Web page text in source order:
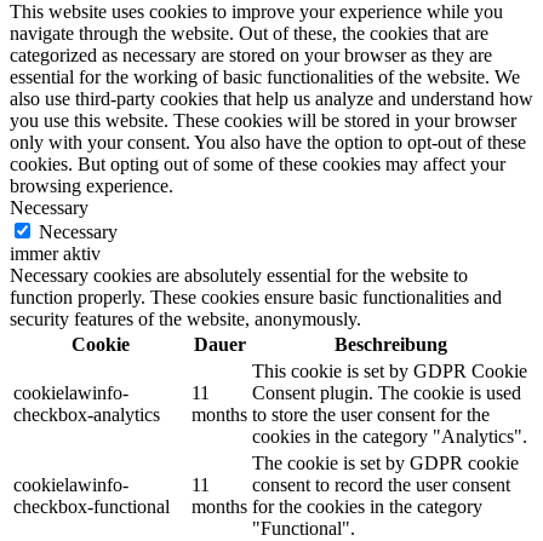
This website uses cookies to improve your experience while you
navigate through the website. Out of these, the cookies that are
categorized as necessary are stored on your browser as they are
essential for the working of basic functionalities of the website. We
also use third-party cookies that help us analyze and understand how
you use this website. These cookies will be stored in your browser
only with your consent. You also have the option to opt-out of these
cookies. But opting out of some of these cookies may affect your
browsing experience.
Necessary
Necessary
immer aktiv
Necessary cookies are absolutely essential for the website to
function properly. These cookies ensure basic functionalities and
security features of the website, anonymously.
Cookie
Dauer Beschreibung
cookielawinfo-
checkbox-analytics
11
months
This cookie is set by GDPR Cookie
Consent plugin. The cookie is used
to store the user consent for the
cookies in the category "Analytics".
cookielawinfo-
checkbox-functional
11
months
The cookie is set by GDPR cookie
consent to record the user consent
for the cookies in the category
"Functional".